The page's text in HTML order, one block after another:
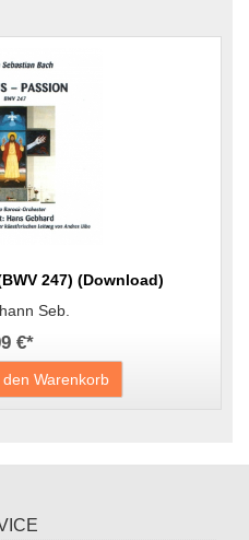
247) (Download)
Seb.
€*
den Warenkorb